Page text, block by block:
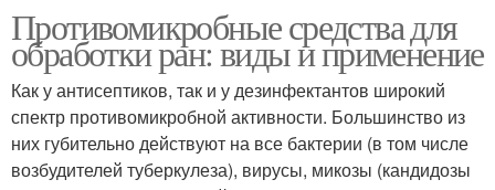
Противомикробные средства для
обработки ран: виды и применение
Как у антисептиков, так и у дезинфектантов широкий
спектр противомикробной активности. Большинство из
них губительно действуют на все бактерии (в том числе
возбудителей туберкулеза), вирусы, микозы (кандидозы